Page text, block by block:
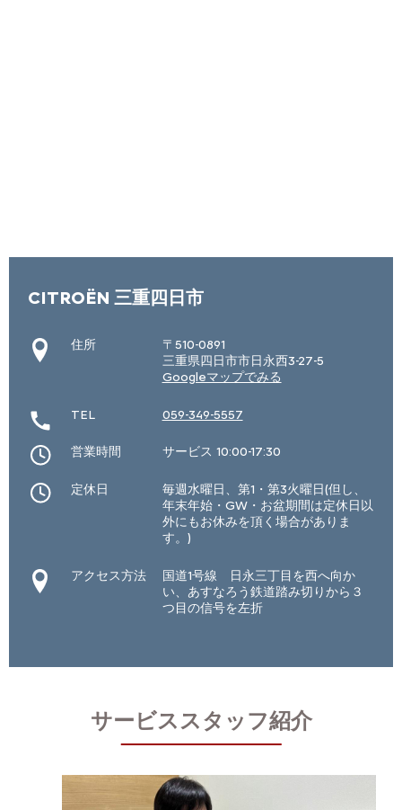
CITROËN 三重四日市
住所
〒510-0891
三重県四日市市日永西3-27-5
Googleマップでみる
TEL 059-349-5557
営業時間 サービス 10:00-17:30
定休日
毎週水曜日、第1・第3火曜日(但し、
年末年始・GW・お盆期間は定休日以
外にもお休みを頂く場合がありま
す。)
アクセス方法
国道1号線 日永三丁目を西へ向か
い、あすなろう鉄道踏み切りから３
つ目の信号を左折
サービススタッフ紹介